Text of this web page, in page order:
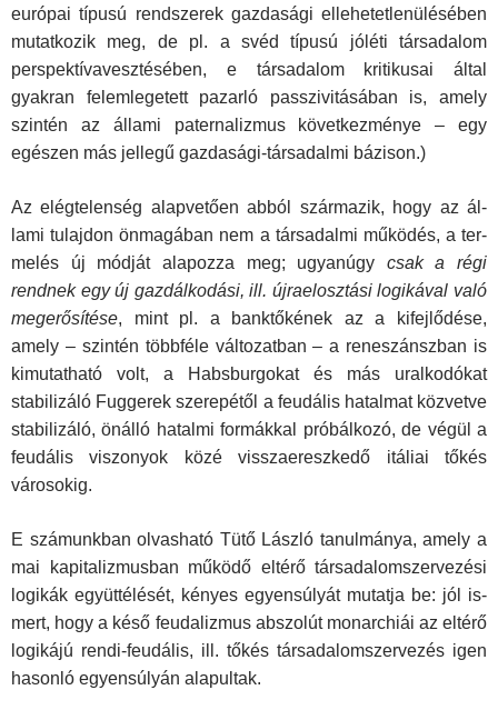
európai tí­pusú rendszerek gazdasági ellehetetlenülésében
mutatkozik meg, de pl. a svéd típusú jóléti társadalom
perspektívaveszté­sében, e társadalom kritikusai által
gyakran felemlegetett pa­zarló passzivitásában is, amely
szintén az állami paternalizmus következménye – egy
egészen más jellegű gazdasági­-társadalmi bázison.)
Az elégtelenség alapvetően abból származik, hogy az ál­
lami tulajdon önmagában nem a társadalmi működés, a ter­
melés új módját alapozza meg; ugyanúgy csak a régi
rendnek egy új gazdálkodási, ill. újraelosztási logikával való
megerő­sítése, mint pl. a banktőkének az a kifejlődése,
amely – szin­tén többféle változatban – a reneszánszban is
kimutatható volt, a Habsburgokat és más uralkodókat
stabilizáló Fuggerek szerepétől a feudális hatalmat közvetve
stabilizáló, önálló hatalmi formákkal próbálkozó, de végül a
feudális viszonyok közé visszaereszkedő itáliai tőkés
városokig.
E számunkban olvasható Tütő László tanulmánya, amely a
mai kapitalizmusban működő eltérő társadalomszervezési
logikák együttélését, kényes egyensúlyát mutatja be: jól is­
mert, hogy a késő feudalizmus abszolút monarchiái az eltérő
logikájú rendi-feudális, ill. tőkés társadalomszervezés igen
hasonló egyensúlyán alapultak.